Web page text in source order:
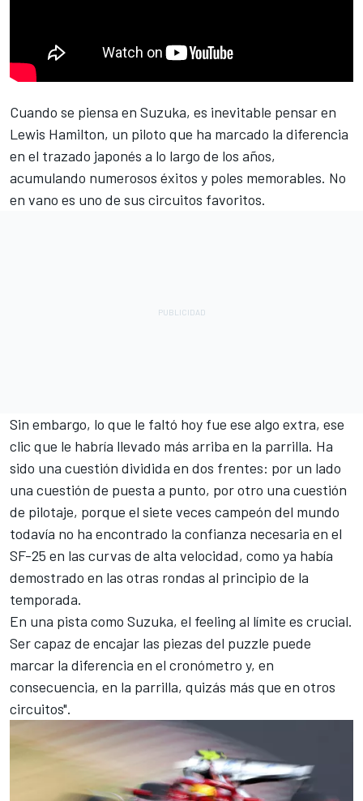
Cuando se piensa en Suzuka, es inevitable pensar en
Lewis Hamilton, un piloto que ha marcado la diferencia
en el trazado japonés a lo largo de los años,
acumulando numerosos éxitos y poles memorables. No
en vano es uno de sus circuitos favoritos.
Sin embargo, lo que le faltó hoy fue ese algo extra, ese
clic que le habría llevado más arriba en la parrilla. Ha
sido una cuestión dividida en dos frentes: por un lado
una cuestión de puesta a punto, por otro una cuestión
de pilotaje, porque el siete veces campeón del mundo
todavía no ha encontrado la confianza necesaria en el
SF-25 en las curvas de alta velocidad, como ya había
demostrado en las otras rondas al principio de la
temporada.
En una pista como Suzuka, el feeling al límite es crucial.
Ser capaz de encajar las piezas del puzzle puede
marcar la diferencia en el cronómetro y, en
consecuencia, en la parrilla, quizás más que en otros
circuitos".